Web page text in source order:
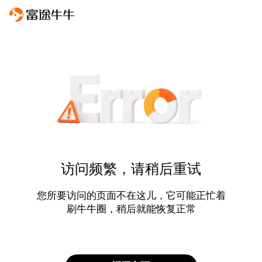
访问频繁，请稍后重试
您所要访问的页面不在这儿，它可能正忙着
刷牛牛圈，稍后就能恢复正常